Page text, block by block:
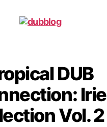
DUB
Irie
Vol. 2